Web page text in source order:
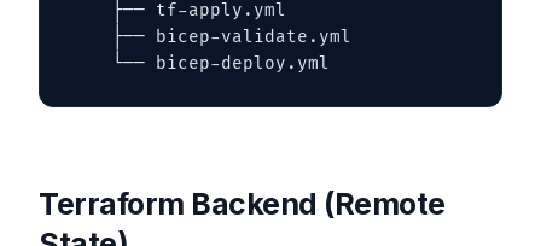
    └── bicep-deploy.yml
Terraform Backend (Remote